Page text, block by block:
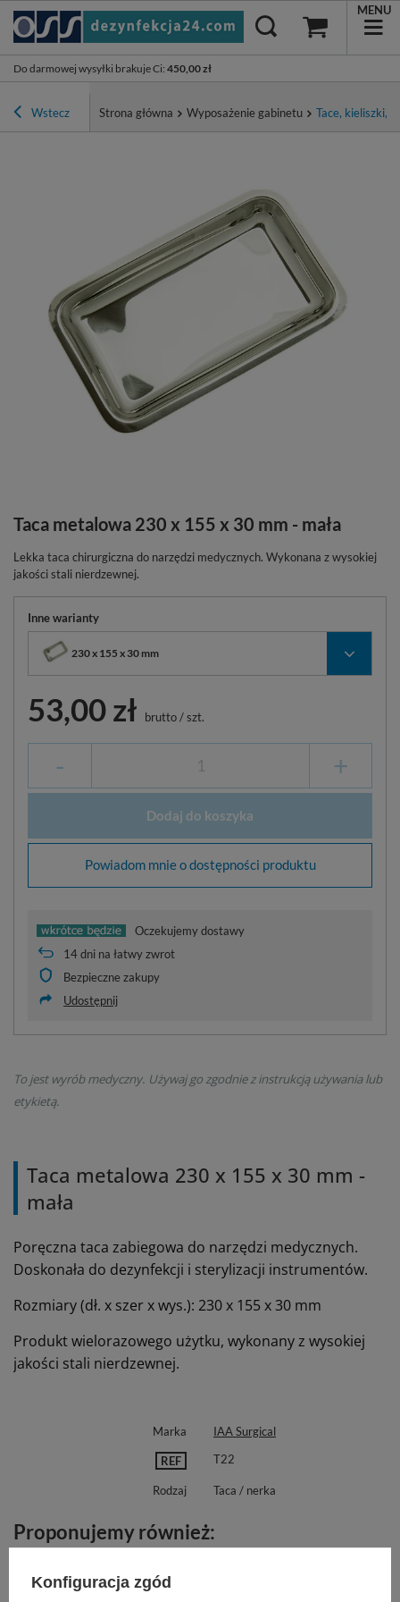
Do darmowej wysyłki brakuje Ci: 450,00 zł
MENU
Wstecz Strona główna Wyposażenie gabinetu Tace, kieliszki,
Taca metalowa 230 x 155 x 30 mm - mała
Lekka taca chirurgiczna do narzędzi medycznych. Wykonana z wysokiej
jakości stali nierdzewnej.
Inne warianty
230 x 155 x 30 mm
53,00 zł brutto/szt.
- +
Dodaj do koszyka
Powiadom mnie o dostępności produktu
Oczekujemy dostawy
14dni na łatwy zwrot
Bezpieczne zakupy
Udostępnij
To jest wyrób medyczny. Używaj go zgodnie z instrukcją używania lub
etykietą.
Taca metalowa 230 x 155 x 30 mm -
mała
Poręczna taca zabiegowa do narzędzi medycznych.
Doskonała do dezynfekcji i sterylizacji instrumentów.
Rozmiary (dł. x szer x wys.): 230 x 155 x 30 mm
Produkt wielorazowego użytku, wykonany z wysokiej
jakości stali nierdzewnej.
Marka IAA Surgical
REF T22
Rodzaj Taca / nerka
Proponujemy również:
Konfiguracja zgód